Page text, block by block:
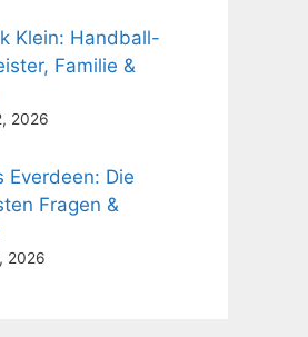
Klein: Handball-
Familie &
2026
Everdeen: Die
Fragen &
2026